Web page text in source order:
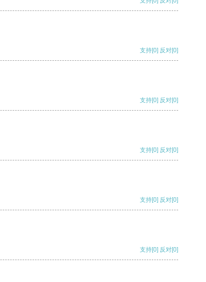
支持[0] 反对[0]
支持[0] 反对[0]
支持[0] 反对[0]
支持[0] 反对[0]
支持[0] 反对[0]